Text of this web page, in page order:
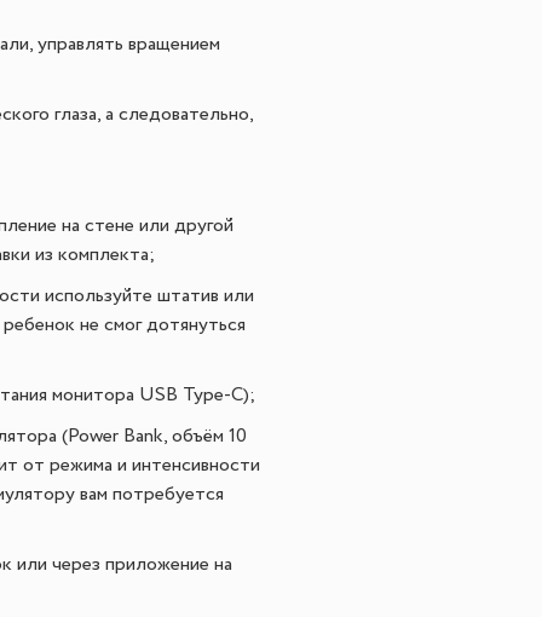
управлять вращением
глаза, а следовательно,
на стене или другой
из комплекта;
используйте штатив или
не смог дотянуться
монитора USB Type-C);
(Power Bank, объём 10
от режима и интенсивности
вам потребуется
или через приложение на